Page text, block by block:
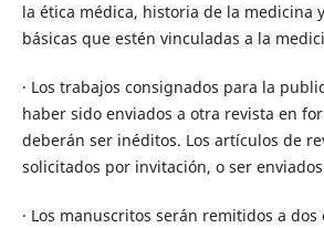
la ética médica, historia de la medicina
básicas que estén vinculadas a la
· Los trabajos consignados para la
haber sido enviados a otra revista en
deberán ser inéditos. Los artículos de
solicitados por invitación, o ser
· Los manuscritos serán remitidos a